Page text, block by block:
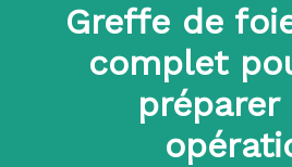
Greffe de
complet
préparer